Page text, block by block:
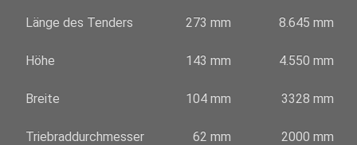
Länge des Tenders 273 mm 8.645 mm
Höhe 143 mm 4.550 mm
Breite 104 mm 3328 mm
Triebraddurchmesser 62 mm 2000 mm